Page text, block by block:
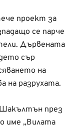
проект за
се парче
Дървената
сър
на
на разрухата.
през
име „Вилата